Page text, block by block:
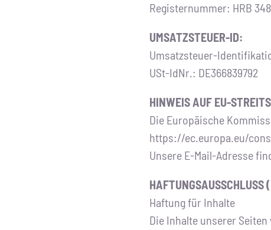
Registernummer: HRB
UMSATZSTEUER-ID:
Umsatzsteuer-
USt-IdNr.: DE366839792
HINWEIS AUF EU-
Die Europäische
https://ec.europa.eu/
Unsere E-Mail-Adresse
HAFTUNGSAUSSCHLUSS
Haftung für Inhalte
Die Inhalte unserer